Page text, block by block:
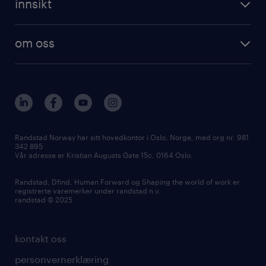
innsikt
om oss
presse
våre kontorer
kontakt oss
personvernerklæring
Randstad Norway har sitt hovedkontor i Oslo, Norge, med org nr. 981
342 895
Vår adresse er Kristian Augusts Gate 15c, 0164 Oslo.
Randstad, Dfind, Human Forward og Shaping the world of work er
registrerte varemerker under randstad n.v.
randstad © 2025